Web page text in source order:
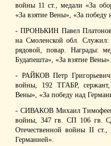
войны 11 ст., медали «За
«За взятие Вены», «За победу
- ПРОНЬКИН Павел
на Смоленской обл.
рядовой, повар. Награды:
Будапешта», «За взятие
- РАЙКОВ Петр
войны, 192 ТГАБР,
Вены», «За победу над
- СИВАКОВ Михаил
войны, 347 гв. СП 106 гв.
Отечественной войны II
Германией».